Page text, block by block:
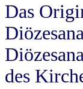
Das
des